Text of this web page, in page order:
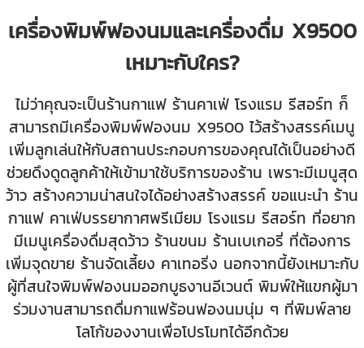
เครื่องพิมพ์ฟองนมและเครื่องดื่ม X9500
เหมาะกับใคร?
ไม่ว่าคุณจะเป็นร้านกาแฟ ร้านคาเฟ่ โรงแรม รีสอร์ท ก็
สามารถมีเครื่องพิมพ์ฟองนม X9500 ไว้สร้างสรรค์เมนู
เพิ่มลูกเล่นให้กับสถานประกอบการของคุณได้เป็นอย่างดี
ช่วยดึงดูดลูกค้าให้เข้ามาใช้บริการของร้าน เพราะมีเมนูสุด
ว้าว สร้างความน่าสนใจได้อย่างสร้างสรรค์ ขอแนะนำ ร้าน
กาแฟ คาเฟ่บรรยากาศพรีเมียม โรงแรม รีสอร์ท ที่อยาก
มีเมนูเครื่องดื่มสุดว้าว ร้านขนม ร้านเบเกอรี่ ที่ต้องการ
เพิ่มจุดขาย ร้านจัดเลี้ยง คาเทอริ่ง นอกจากนี้ยังเหมาะกับ
ผู้ที่สนใจพิมพ์ฟองนมออกบูธงานอีเวนต์ พิมพ์ให้แขกผู้มา
ร่วมงานสามารถดื่มกาแฟร้อนฟองนมนุ่ม ๆ ที่พิมพ์ลาย
โลโก้ของงานเพื่อโปรโมทได้อีกด้วย